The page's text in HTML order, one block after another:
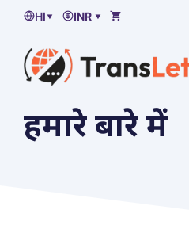
सामग्रीHI▾ INR ▾
हमारे बारे में